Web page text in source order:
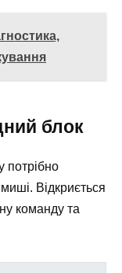
блок
потрібно
Відкриється
команду та